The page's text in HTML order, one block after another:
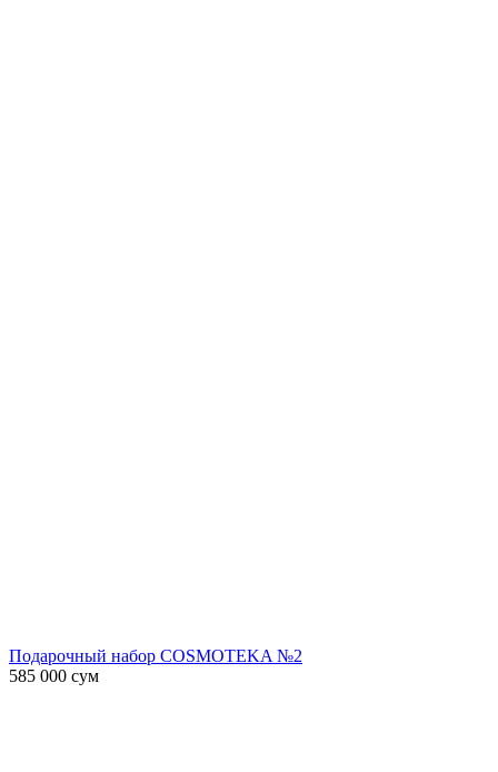
Подарочный набор COSMOTEKA №2
585 000 сум